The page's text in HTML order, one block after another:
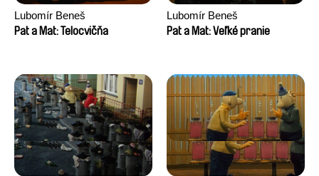
Lubomír Beneš
Pat a Mat: Telocvičňa
Lubomír Beneš
Pat a Mat: Veľké pranie